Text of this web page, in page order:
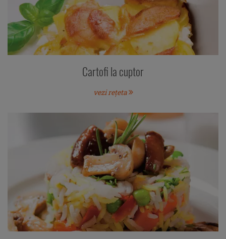
Cartofi la cuptor
vezi rețeta